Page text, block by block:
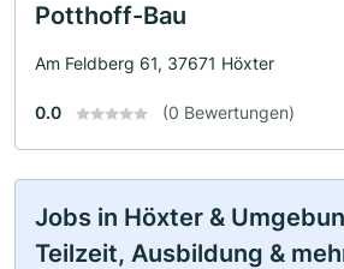
Potthoff-Bau
Am Feldberg 61, 37671 Höxter
0.0 (0 Bewertungen)
Jobs in Höxter &
Teilzeit, Ausbildung &